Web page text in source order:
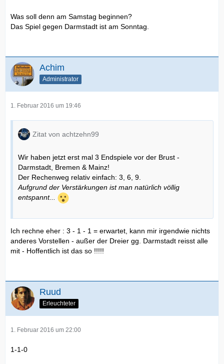
Was soll denn am Samstag beginnen?
Das Spiel gegen Darmstadt ist am Sonntag.
Achim
Administrator
1. Februar 2016 um 19:46
Zitat von achtzehn99
Wir haben jetzt erst mal 3 Endspiele vor der Brust -
Darmstadt, Bremen & Mainz!
Der Rechenweg relativ einfach: 3, 6, 9.
Aufgrund der Verstärkungen ist man natürlich völlig
entspannt...
Ich rechne eher : 3 - 1 - 1 = erwartet, kann mir irgendwie nichts
anderes Vorstellen - außer der Dreier gg. Darmstadt reisst alle
mit - Hoffentlich ist das so !!!!!
Ruud
Erleuchteter
1. Februar 2016 um 22:00
1-1-0